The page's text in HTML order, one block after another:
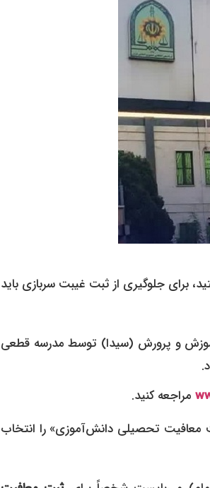
هستید، برای جلوگیری از ثبت غیبت سربازی باید
آموزش و پرورش (سیدا) توسط مدرسه قطعی
مراجعه کنید.
معافیت تحصیلی دانش‌آموزی» را انتخاب